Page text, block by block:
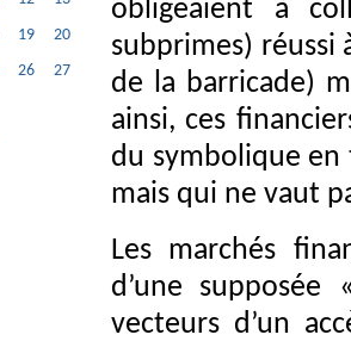
obligeaient à
subprimes) réussi
de la barricade)
ainsi, ces
du symbolique en
mais qui ne vaut
Les marchés
d’une
vecteurs d’un
19
20
26
27